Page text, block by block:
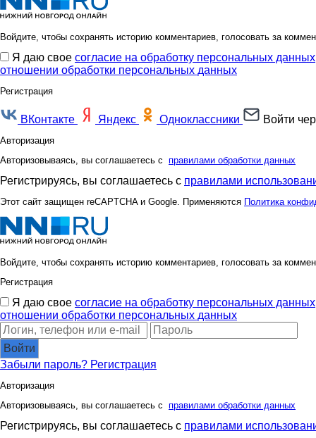
Войдите, чтобы сохранять историю комментариев, голосовать за
Я даю свое согласие на обработку персональных данных
отношении обработки персональных данных
Регистрация
ВКонтакте Яндекс Одноклассники Войти
Авторизация
Авторизовываясь, вы соглашаетесь с правилами обработки данных
Регистрируясь, вы соглашаетесь с правилами
Этот сайт защищен reCAPTCHA и Google. Применяются Политика
Войдите, чтобы сохранять историю комментариев, голосовать за
Регистрация
Я даю свое согласие на обработку персональных данных
отношении обработки персональных данных
Войти
Забыли пароль? Регистрация
Авторизация
Авторизовываясь, вы соглашаетесь с правилами обработки данных
Регистрируясь, вы соглашаетесь с правилами